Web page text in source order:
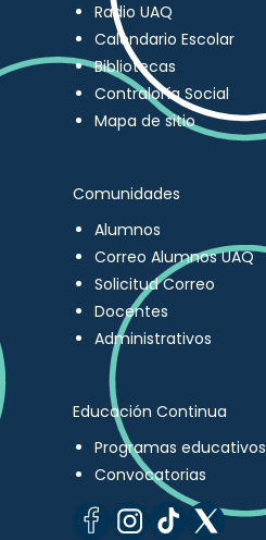
Radio UAQ
Calendario Escolar
Bibliotecas
Contraloría Social
Mapa de sitio
Comunidades
Alumnos
Correo Alumnos UAQ
Solicitud Correo
Docentes
Administrativos
Educación Continua
Programas educativos
Convocatorias